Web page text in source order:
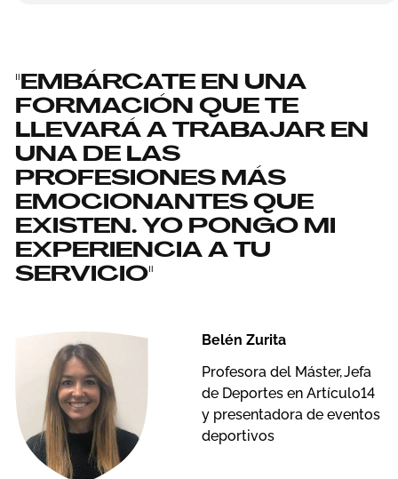
"EMBÁRCATE EN UNA
FORMACIÓN QUE TE
LLEVARÁ A TRABAJAR EN
UNA DE LAS
PROFESIONES MÁS
EMOCIONANTES QUE
EXISTEN. YO PONGO MI
EXPERIENCIA A TU
SERVICIO"
Belén Zurita
Profesora del Máster, Jefa
de Deportes en Artículo14
y presentadora de eventos
deportivos